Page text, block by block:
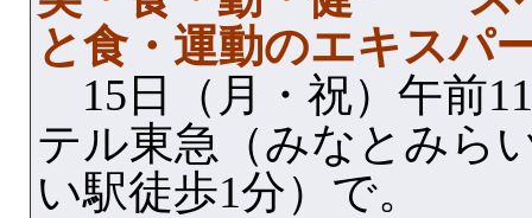
と食・運動のエキスパ
15日（月・祝）午前
テル東急（みなとみら
い駅徒歩1分）で。